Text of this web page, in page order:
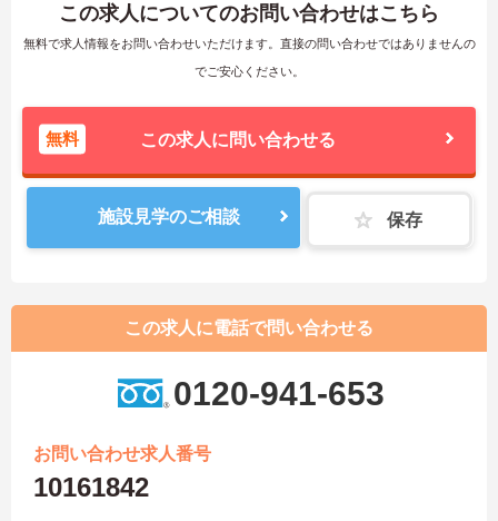
この求人についてのお問い合わせはこちら
無料で求人情報をお問い合わせいただけます。直接の問い合わせではありませんの
でご安心ください。
無料 この求人に問い合わせる
施設見学のご相談 保存
この求人に電話で問い合わせる
0120-941-653
お問い合わせ求人番号
10161842